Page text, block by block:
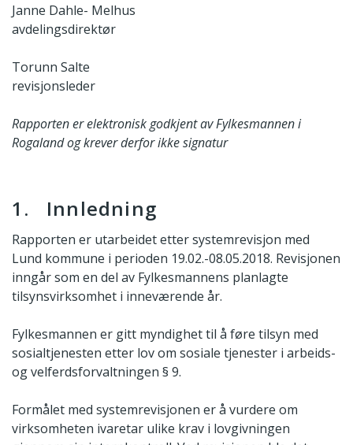
Janne Dahle- Melhus
avdelingsdirektør
Torunn Salte
revisjonsleder
Rapporten er elektronisk godkjent av Fylkesmannen i
Rogaland og krever derfor ikke signatur
1. Innledning
Rapporten er utarbeidet etter systemrevisjon med
Lund kommune i perioden 19.02.-08.05.2018. Revisjonen
inngår som en del av Fylkesmannens planlagte
tilsynsvirksomhet i inneværende år.
Fylkesmannen er gitt myndighet til å føre tilsyn med
sosialtjenesten etter lov om sosiale tjenester i arbeids-
og velferdsforvaltningen § 9.
Formålet med systemrevisjonen er å vurdere om
virksomheten ivaretar ulike krav i lovgivningen